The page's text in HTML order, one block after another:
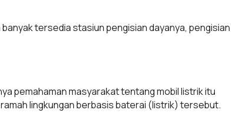
tersedia stasiun pengisian dayanya, pengisian
pemahaman masyarakat tentang mobil listrik itu
lingkungan berbasis baterai (listrik) tersebut.